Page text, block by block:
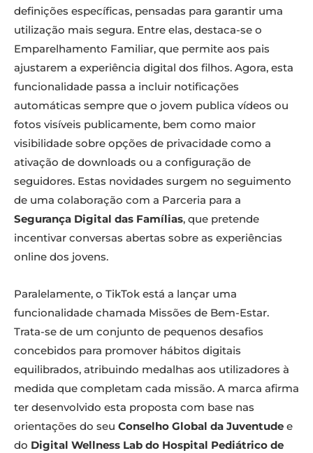
definições específicas, pensadas para garantir uma
utilização mais segura. Entre elas, destaca-se o
Emparelhamento Familiar, que permite aos pais
ajustarem a experiência digital dos filhos. Agora, esta
funcionalidade passa a incluir notificações
automáticas sempre que o jovem publica vídeos ou
fotos visíveis publicamente, bem como maior
visibilidade sobre opções de privacidade como a
ativação de downloads ou a configuração de
seguidores. Estas novidades surgem no seguimento
de uma colaboração com a Parceria para a
Segurança Digital das Famílias, que pretende
incentivar conversas abertas sobre as experiências
online dos jovens.
Paralelamente, o TikTok está a lançar uma
funcionalidade chamada Missões de Bem-Estar.
Trata-se de um conjunto de pequenos desafios
concebidos para promover hábitos digitais
equilibrados, atribuindo medalhas aos utilizadores à
medida que completam cada missão. A marca afirma
ter desenvolvido esta proposta com base nas
orientações do seu Conselho Global da Juventude e
do Digital Wellness Lab do Hospital Pediátrico de